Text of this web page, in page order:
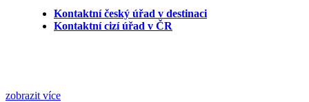
Kontaktní český úřad v destinaci
Kontaktní cizí úřad v ČR
zobrazit více